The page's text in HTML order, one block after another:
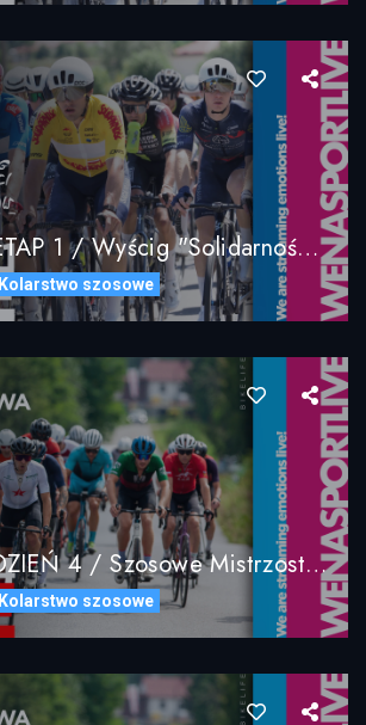
NA ŻYWO ETAP 1 / Wyścig "Solidarności" I Olimpijczyków / 01.07.2026
Kolarstwo szosowe
NA ŻYWO DZIEŃ 4 / Szosowe Mistrzostwa Polski 28.06.2026 / LIVE DAY4
Kolarstwo szosowe